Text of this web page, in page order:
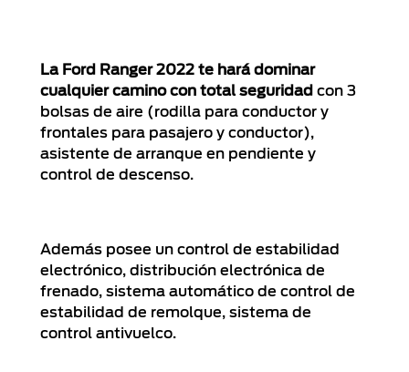
La Ford Ranger 2022 te hará dominar
cualquier camino con total seguridad con 3
bolsas de aire (rodilla para conductor y
frontales para pasajero y conductor),
asistente de arranque en pendiente y
control de descenso.
Además posee un control de estabilidad
electrónico, distribución electrónica de
frenado, sistema automático de control de
estabilidad de remolque, sistema de
control antivuelco.